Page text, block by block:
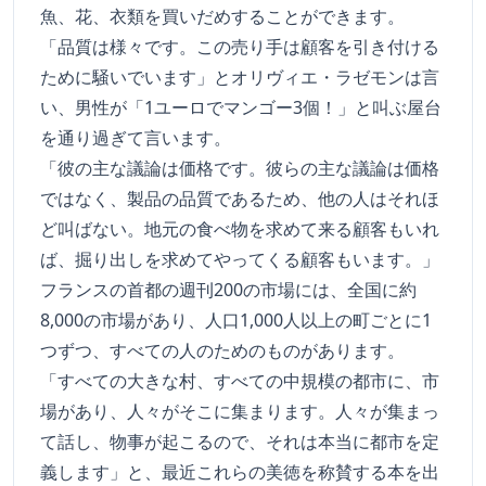
魚、花、衣類を買いだめすることができます。
「品質は様々です。この売り手は顧客を引き付ける
ために騒いでいます」とオリヴィエ・ラゼモンは言
い、男性が「1ユーロでマンゴー3個！」と叫ぶ屋台
を通り過ぎて言います。
「彼の主な議論は価格です。彼らの主な議論は価格
ではなく、製品の品質であるため、他の人はそれほ
ど叫ばない。地元の食べ物を求めて来る顧客もいれ
ば、掘り出しを求めてやってくる顧客もいます。」
フランスの首都の週刊200の市場には、全国に約
8,000の市場があり、人口1,000人以上の町ごとに1
つずつ、すべての人のためのものがあります。
「すべての大きな村、すべての中規模の都市に、市
場があり、人々がそこに集まります。人々が集まっ
て話し、物事が起こるので、それは本当に都市を定
義します」と、最近これらの美徳を称賛する本を出